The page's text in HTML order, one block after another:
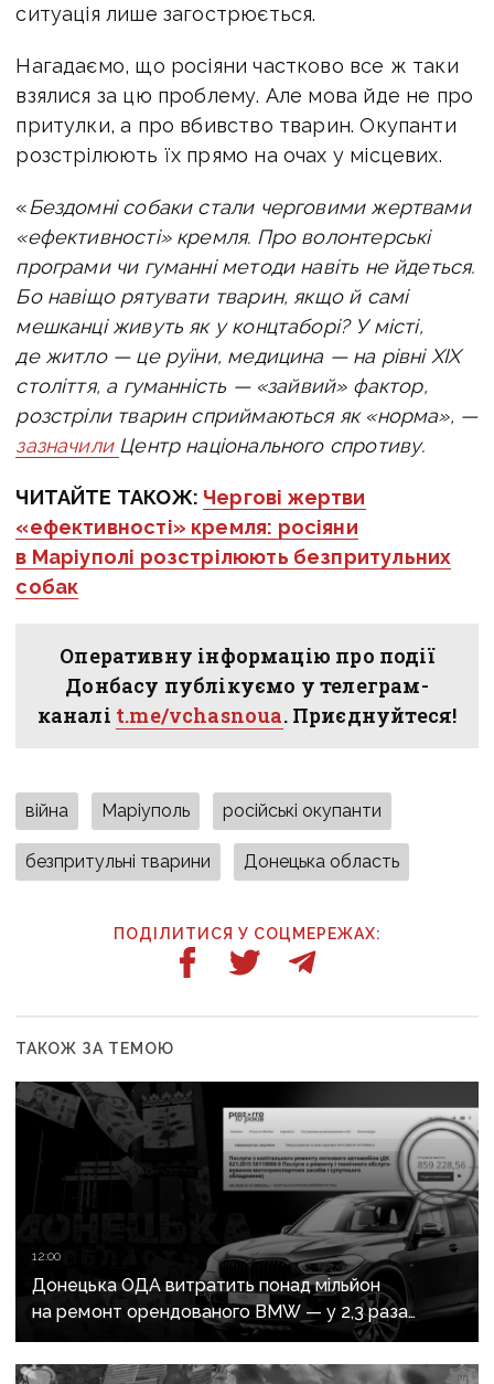
ситуація лише загострюється.
Нагадаємо, що росіяни частково все ж таки
взялися за цю проблему. Але мова йде не про
притулки, а про вбивство тварин. Окупанти
розстрілюють їх прямо на очах у місцевих.
«Бездомні собаки стали черговими жертвами
«ефективності» кремля. Про волонтерські
програми чи гуманні методи навіть не йдеться.
Бо навіщо рятувати тварин, якщо й самі
мешканці живуть як у концтаборі? У місті,
де житло — це руїни, медицина — на рівні XIX
століття, а гуманність — «зайвий» фактор,
розстріли тварин сприймаються як «норма», —
зазначили Центр національного спротиву.
ЧИТАЙТЕ ТАКОЖ: Чергові жертви
«ефективності» кремля: росіяни
в Маріуполі розстрілюють безпритульних
собак
Оперативну інформацію про події
Донбасу публікуємо у телеграм-
каналі t.me/vchasnoua. Приєднуйтеся!
війна Маріуполь російські окупанти
безпритульні тварини Донецька область
ПОДІЛИТИСЯ У СОЦМЕРЕЖАХ:
ТАКОЖ ЗА ТЕМОЮ
12:00
Донецька ОДА витратить понад мільйон
на ремонт орендованого BMW — у 2,3 раза
дорожче за його залишкову вартість